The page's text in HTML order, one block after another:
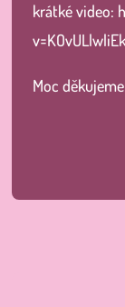
krátké video:
v=KOvULlwliEk
Moc